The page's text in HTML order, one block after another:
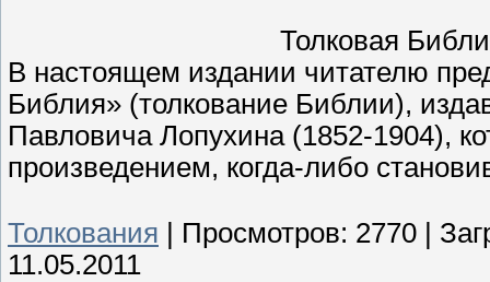
Толковая
В настоящем издании читателю
Библия» (толкование Библии),
Павловича Лопухина (1852-1904),
произведением, когда-либо
Толкования Просмотров: 2770
11.05.2011